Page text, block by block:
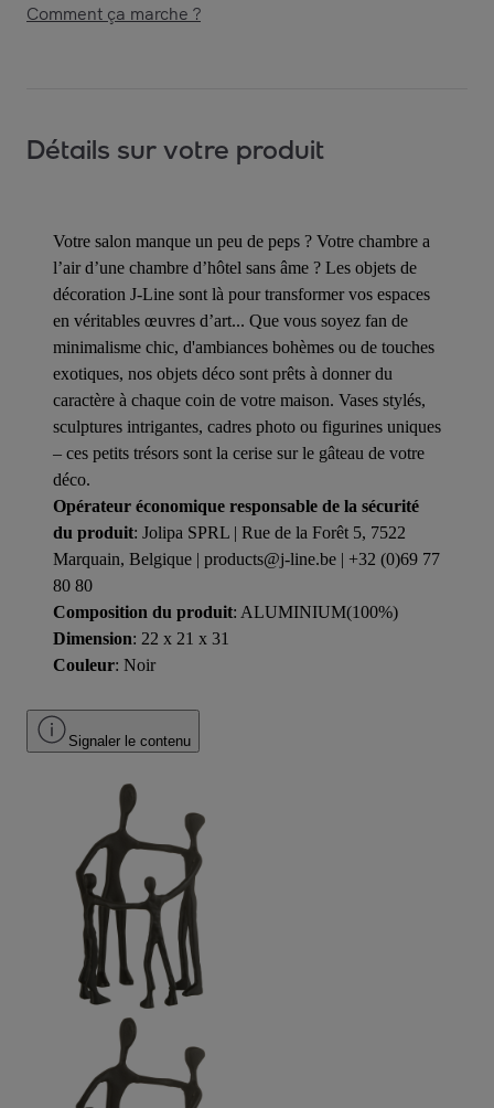
Comment ça marche ?
Détails sur votre produit
Votre salon manque un peu de peps ? Votre chambre a
l’air d’une chambre d’hôtel sans âme ? Les objets de
décoration J-Line sont là pour transformer vos espaces
en véritables œuvres d’art... Que vous soyez fan de
minimalisme chic, d'ambiances bohèmes ou de touches
exotiques, nos objets déco sont prêts à donner du
caractère à chaque coin de votre maison. Vases stylés,
sculptures intrigantes, cadres photo ou figurines uniques
– ces petits trésors sont la cerise sur le gâteau de votre
déco.
Opérateur économique responsable de la sécurité
du produit: Jolipa SPRL | Rue de la Forêt 5, 7522
Marquain, Belgique | products@j-line.be | +32 (0)69 77
80 80
Composition du produit: ALUMINIUM(100%)
Dimension: 22 x 21 x 31
Couleur: Noir
Signaler le contenu